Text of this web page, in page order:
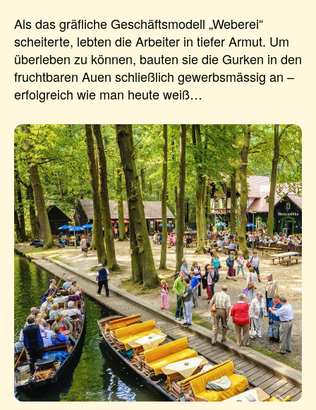
Als das gräfliche Geschäftsmodell „Weberei“
scheiterte, lebten die Arbeiter in tiefer Armut. Um
überleben zu können, bauten sie die Gurken in den
fruchtbaren Auen schließlich gewerbsmässig an –
erfolgreich wie man heute weiß…